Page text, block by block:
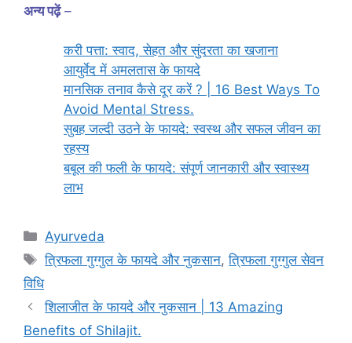
अन्य पढ़ें–
करी पत्ता: स्वाद, सेहत और सुंदरता का खजाना
आयुर्वेद में अमलतास के फायदे
मानसिक तनाव कैसे दूर करें ? | 16 Best Ways To
Avoid Mental Stress.
सुबह जल्दी उठने के फायदे: स्वस्थ और सफल जीवन का
रहस्य
बबूल की फली के फायदे: संपूर्ण जानकारी और स्वास्थ्य
लाभ
Categories
Ayurveda
Tags
त्रिफला गुग्गुल के फायदे और नुकसान,त्रिफला गुग्गुल सेवन
विधि
शिलाजीत के फायदे और नुकसान | 13 Amazing
Benefits of Shilajit.